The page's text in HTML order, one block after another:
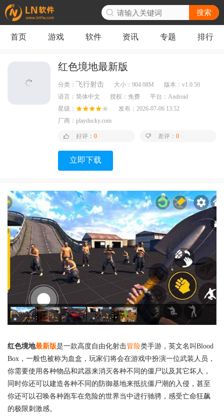
搜索
首页 游戏 软件 资讯 专题 排行
红色境地最新版
分类： 飞行射击 大小： 904.08M 版本： v1.0.50
语言： 简体中文 授权： 免费 平台： Android
星级：
发布： 2026-07-06 13:52
厂商： playducky.com
好评： 0 差评： 0
立即下载
红色境地最新版是一款高度自由化射击冒险类手游，英文名叫Blood
Box，一般也被称为血盒，玩家们将会在游戏中扮演一位武装人员，
你需要使用各种物品和武器来消灭各种不同的僵尸以及其它坏人，
同时你还可以建造各种不同的防御基地来抵抗僵尸潮的入侵，甚至
你还可以召唤各种跑车在危险的世界当中进行驰骋，感受亡命狂飙
的极限刺激感。